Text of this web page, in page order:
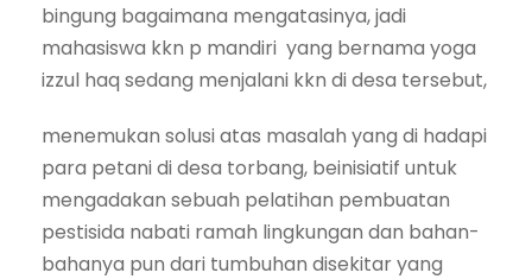
bingung bagaimana mengatasinya, jadi
mahasiswa kkn p mandiri yang bernama yoga
izzul haq sedang menjalani kkn di desa tersebut,
menemukan solusi atas masalah yang di hadapi
para petani di desa torbang, beinisiatif untuk
mengadakan sebuah pelatihan pembuatan
pestisida nabati ramah lingkungan dan bahan-
bahanya pun dari tumbuhan disekitar yang